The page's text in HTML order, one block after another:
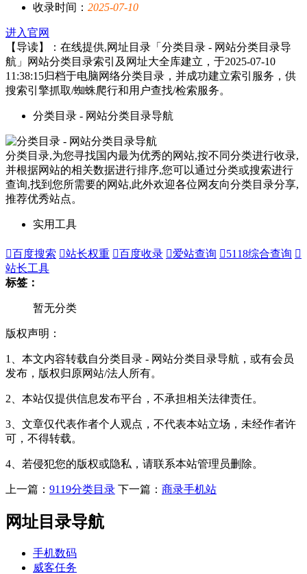
收录时间： 2025-07-10
进入官网
【导读】：在线提供,网址目录「分类目录 - 网站分类目录导
航」网站分类目录索引及网址大全库建立，于2025-07-10
11:38:15归档于电脑网络分类目录，并成功建立索引服务，供
搜索引擎抓取/蜘蛛爬行和用户查找/检索服务。
分类目录 - 网站分类目录导航
分类目录,为您寻找国内最为优秀的网站,按不同分类进行收录,
并根据网站的相关数据进行排序,您可以通过分类或搜索进行
查询,找到您所需要的网站,此外欢迎各位网友向分类目录分享,
推荐优秀站点。
实用工具
百度搜索 站长权重 百度收录 爱站查询 5118综合查询 
站长工具
标签：
暂无分类
版权声明：
1、本文内容转载自分类目录 - 网站分类目录导航，或有会员
发布，版权归原网站/法人所有。
2、本站仅提供信息发布平台，不承担相关法律责任。
3、文章仅代表作者个人观点，不代表本站立场，未经作者许
可，不得转载。
4、若侵犯您的版权或隐私，请联系本站管理员删除。
上一篇： 9119分类目录 下一篇： 商录手机站
网址目录导航
手机数码
威客任务